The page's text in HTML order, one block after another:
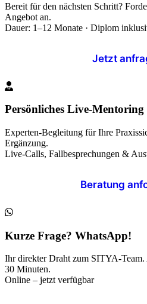
Bereit für den nächsten Schritt?
Angebot an.
Dauer: 1–12 Monate · Diplom
Jetzt
Persönliches Live-Mentoring
Experten-Begleitung für Ihre
Ergänzung.
Live-Calls, Fallbesprechungen &
Beratung
Kurze Frage? WhatsApp!
Ihr direkter Draht zum SITYA-
30 Minuten.
Online – jetzt verfügbar